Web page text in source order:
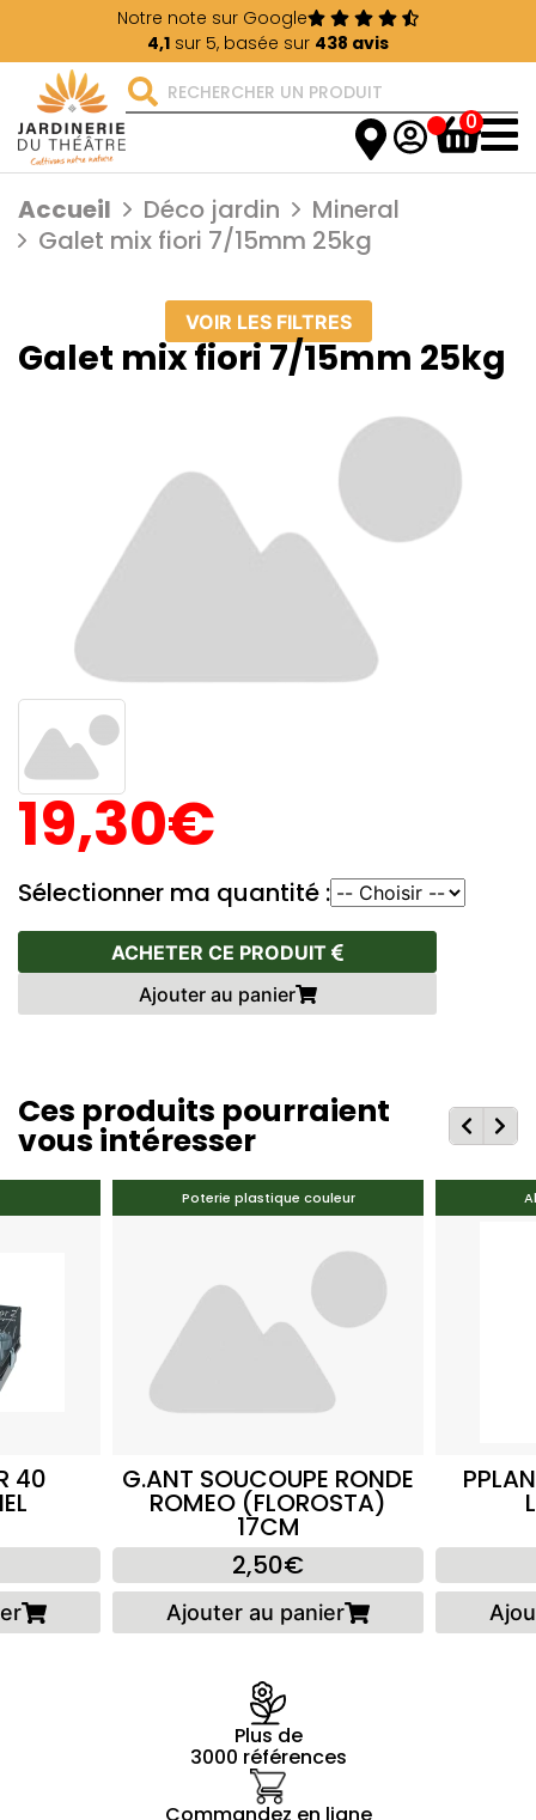
Notre note sur Google
4,1 sur 5, basée sur 438 avis
0
Accueil Déco jardin
Mineral
Galet mix fiori 7/15mm 25kg
VOIR LES FILTRES
Galet mix fiori 7/15mm 25kg
19,30€
Sélectionner ma quantité :
ACHETER CE PRODUIT
Ajouter au panier
Ces produits pourraient
vous intéresser
40
Poterie plastique couleur
G.ANT SOUCOUPE RONDE
ROMEO (FLOROSTA)
17CM
2,50€
Ajouter au panier
Plus de
3000 références